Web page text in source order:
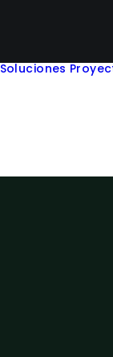
Soluciones